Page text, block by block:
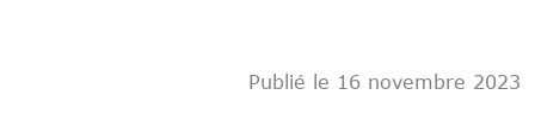
Publié le 16 novembre 2023